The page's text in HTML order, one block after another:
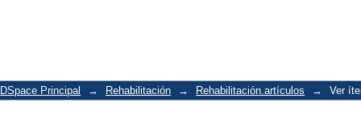
DSpace Principal → Rehabilitación → Rehabilitación.artículos → Ver